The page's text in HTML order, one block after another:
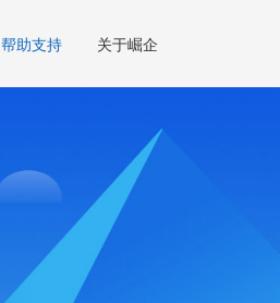
帮助支持 关于崛企